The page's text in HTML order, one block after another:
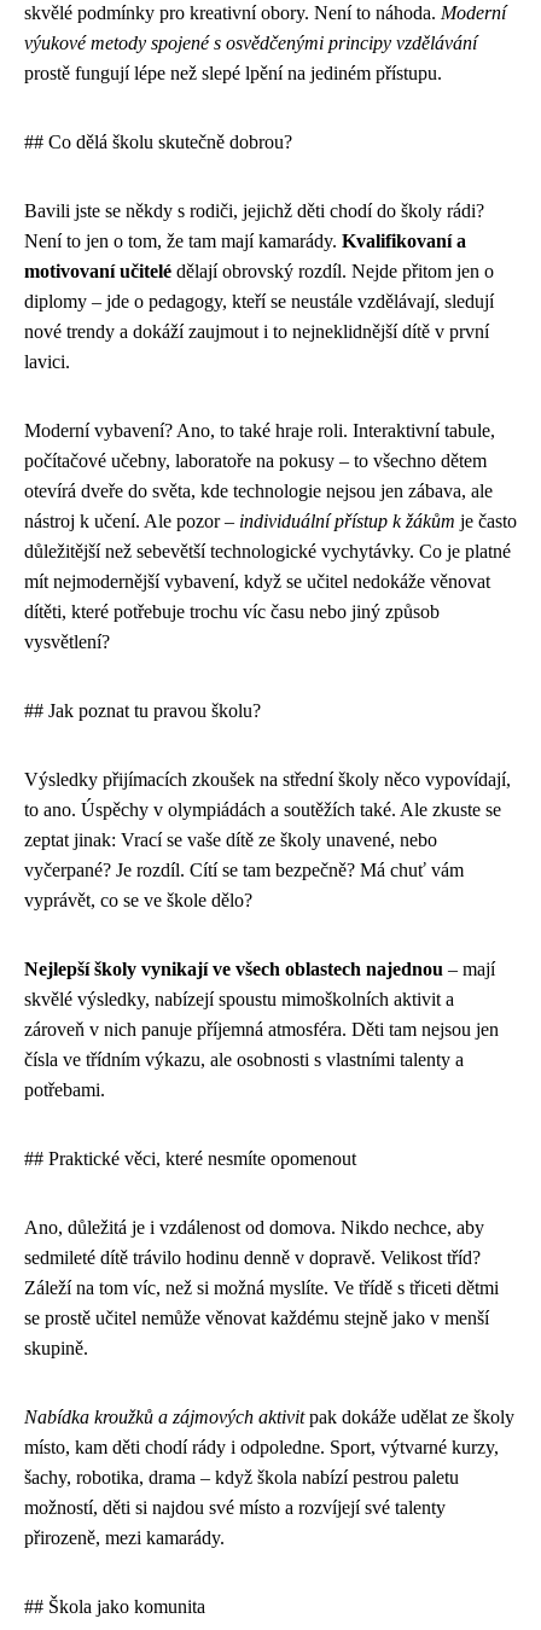
skvělé podmínky pro kreativní obory. Není to náhoda. Moderní
výukové metody spojené s osvědčenými principy vzdělávání
prostě fungují lépe než slepé lpění na jediném přístupu.
## Co dělá školu skutečně dobrou?
Bavili jste se někdy s rodiči, jejichž děti chodí do školy rádi?
Není to jen o tom, že tam mají kamarády. Kvalifikovaní a
motivovaní učitelé dělají obrovský rozdíl. Nejde přitom jen o
diplomy – jde o pedagogy, kteří se neustále vzdělávají, sledují
nové trendy a dokáží zaujmout i to nejneklidnější dítě v první
lavici.
Moderní vybavení? Ano, to také hraje roli. Interaktivní tabule,
počítačové učebny, laboratoře na pokusy – to všechno dětem
otevírá dveře do světa, kde technologie nejsou jen zábava, ale
nástroj k učení. Ale pozor – individuální přístup k žákům je často
důležitější než sebevětší technologické vychytávky. Co je platné
mít nejmodernější vybavení, když se učitel nedokáže věnovat
dítěti, které potřebuje trochu víc času nebo jiný způsob
vysvětlení?
## Jak poznat tu pravou školu?
Výsledky přijímacích zkoušek na střední školy něco vypovídají,
to ano. Úspěchy v olympiádách a soutěžích také. Ale zkuste se
zeptat jinak: Vrací se vaše dítě ze školy unavené, nebo
vyčerpané? Je rozdíl. Cítí se tam bezpečně? Má chuť vám
vyprávět, co se ve škole dělo?
Nejlepší školy vynikají ve všech oblastech najednou – mají
skvělé výsledky, nabízejí spoustu mimoškolních aktivit a
zároveň v nich panuje příjemná atmosféra. Děti tam nejsou jen
čísla ve třídním výkazu, ale osobnosti s vlastními talenty a
potřebami.
## Praktické věci, které nesmíte opomenout
Ano, důležitá je i vzdálenost od domova. Nikdo nechce, aby
sedmileté dítě trávilo hodinu denně v dopravě. Velikost tříd?
Záleží na tom víc, než si možná myslíte. Ve třídě s třiceti dětmi
se prostě učitel nemůže věnovat každému stejně jako v menší
skupině.
Nabídka kroužků a zájmových aktivitpak dokáže udělat ze školy
místo, kam děti chodí rády i odpoledne. Sport, výtvarné kurzy,
šachy, robotika, drama – když škola nabízí pestrou paletu
možností, děti si najdou své místo a rozvíjejí své talenty
přirozeně, mezi kamarády.
## Škola jako komunita